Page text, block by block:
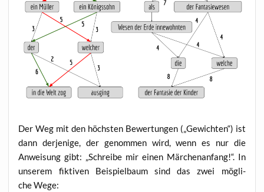
Der Weg mit den höchs­ten Bewer­tun­gen („Gewich­ten“) ist
dann der­je­ni­ge, der genom­men wird, wenn es nur die
Anwei­sung gibt: „Schrei­be mir einen Mär­chen­an­fang!“. In
unse­rem fik­ti­ven Bei­spiel­baum sind das zwei mög­li­
che Wege: